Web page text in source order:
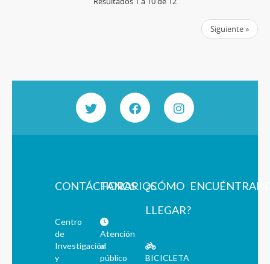
Siguiente »
CONTÁCTANOS
Centro
de
Investigación
y
HORARIOS
Atención
al
público
¿CÓMO
LLEGAR?
BICICLETA